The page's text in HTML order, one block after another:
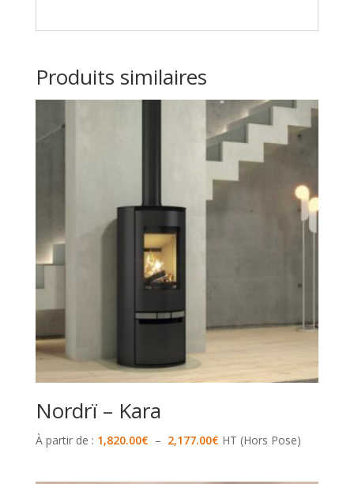
Produits similaires
Nordrï – Kara
À partir de : 1,820.00€ – 2,177.00€Plage
HT (Hors Pose)